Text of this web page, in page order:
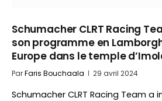
Schumacher CLRT Racing
son programme en
Europe dans le temple
ParFaris Bouchaala 29 avril 2024
Schumacher CLRT Racing Team a